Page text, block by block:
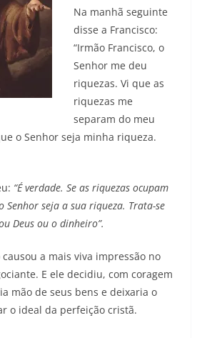
Na manhã seguinte
disse a Francisco:
“Irmão Francisco, o
Senhor me deu
riquezas. Vi que as
riquezas me
separam do meu
o Senhor seja minha riqueza.
“É verdade. Se as riquezas ocupam
Senhor seja a sua riqueza. Trata-se
Deus ou o dinheiro”.
a mais viva impressão no
E ele decidiu, com coragem
mão de seus bens e deixaria o
o ideal da perfeição cristã.